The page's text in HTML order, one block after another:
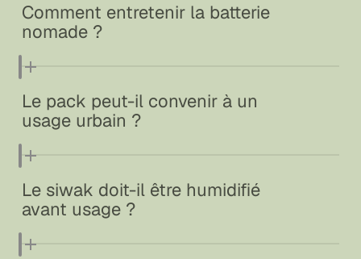
transforme en lien, lacet, corde à linge ou cordage de
secours.
Comment entretenir la batterie
nomade ?
Il faut la recharger entièrement tous les trois mois,
même hors usage, et la stocker à température
modérée.
Le pack peut-il convenir à un
usage urbain ?
Absolument. Il est parfait pour les pannes
d’électricité, les coupures d’eau ou les déplacements
hors réseau.
Le siwak doit-il être humidifié
avant usage ?
Oui, il faut tremper son extrémité quelques minutes